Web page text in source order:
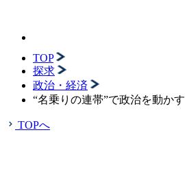
TOP
探求
政治・経済
“名乗りの連帯”で政治を動かす
TOPへ